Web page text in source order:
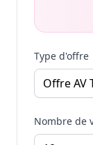
Type d'offre
Nombre de